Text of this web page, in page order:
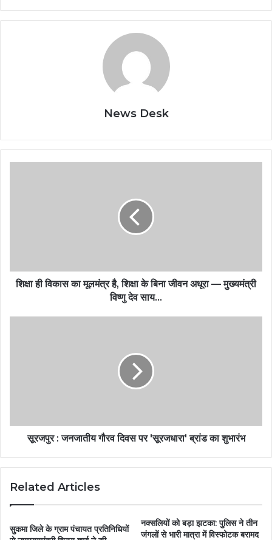
News Desk
शिक्षा ही विकास का मूलमंत्र है, शिक्षा के बिना जीवन अधूरा — मुख्यमंत्री
विष्णु देव साय…
सूरजपुर : जनजातीय गौरव दिवस पर 'सूरजधारा' ब्रांड का शुभारंभ
Related Articles
सुकमा जिले के ग्राम पंचायत प्रतिनिधियों
नक्सलियों को बड़ा झटका: पुलिस ने तीन
जंगलों से भारी मात्रा में विस्फोटक बरामद